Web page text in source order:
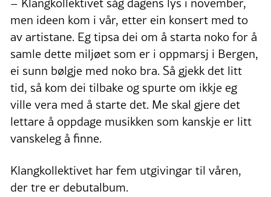
men ideen kom i vår, etter ein konsert med to
av artistane. Eg tipsa dei om å starta noko for å
samle dette miljøet som er i oppmarsj i Bergen,
ei sunn bølgje med noko bra. Så gjekk det litt
tid, så kom dei tilbake og spurte om ikkje eg
ville vera med å starte det. Me skal gjere det
lettare å oppdage musikken som kanskje er litt
vanskeleg å finne.
Klangkollektivet har fem utgivingar til våren,
der tre er debutalbum.